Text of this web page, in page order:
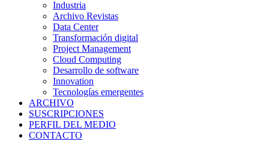
Industria
Archivo Revistas
Data Center
Transformación digital
Project Management
Cloud Computing
Desarrollo de software
Innovation
Tecnologías emergentes
ARCHIVO
SUSCRIPCIONES
PERFIL DEL MEDIO
CONTACTO